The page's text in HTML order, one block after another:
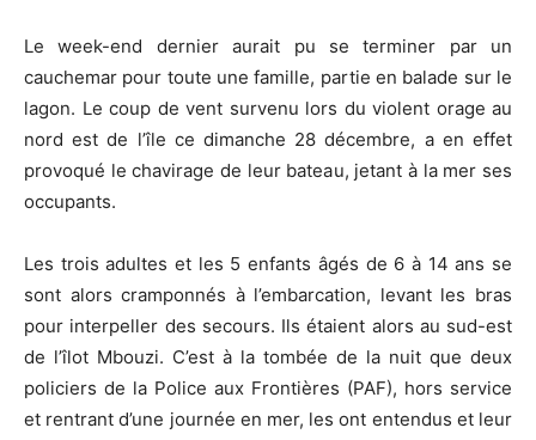
Le week-end dernier aurait pu se terminer par un
cauchemar pour toute une famille, partie en balade sur le
lagon. Le coup de vent survenu lors du violent orage au
nord est de l’île ce dimanche 28 décembre, a en effet
provoqué le chavirage de leur bateau, jetant à la mer ses
occupants.
Les trois adultes et les 5 enfants âgés de 6 à 14 ans se
sont alors cramponnés à l’embarcation, levant les bras
pour interpeller des secours. Ils étaient alors au sud-est
de l’îlot Mbouzi. C’est à la tombée de la nuit que deux
policiers de la Police aux Frontières (PAF), hors service
et rentrant d’une journée en mer, les ont entendus et leur